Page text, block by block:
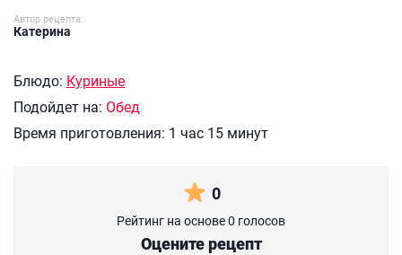
Автор рецепта:
Катерина
Блюдо: Куриные
Подойдет на: Обед
Время приготовления: 1 час 15 минут
0
Рейтинг на основе 0 голосов
Оцените рецепт